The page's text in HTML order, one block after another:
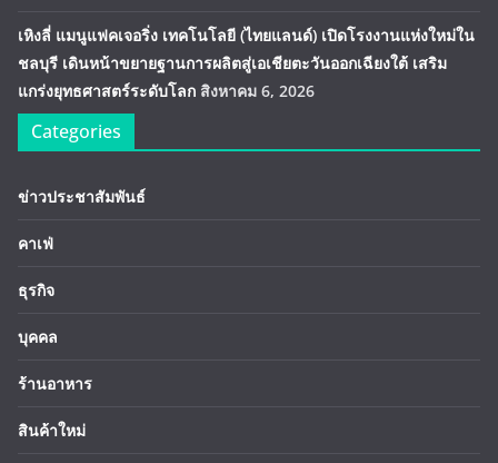
เหิงลี่ แมนูแฟคเจอริ่ง เทคโนโลยี (ไทยแลนด์) เปิดโรงงานแห่งใหม่ใน
ชลบุรี เดินหน้าขยายฐานการผลิตสู่เอเชียตะวันออกเฉียงใต้ เสริม
แกร่งยุทธศาสตร์ระดับโลก สิงหาคม 6, 2026
Categories
ข่าวประชาสัมพันธ์
คาเฟ่
ธุรกิจ
บุคคล
ร้านอาหาร
สินค้าใหม่